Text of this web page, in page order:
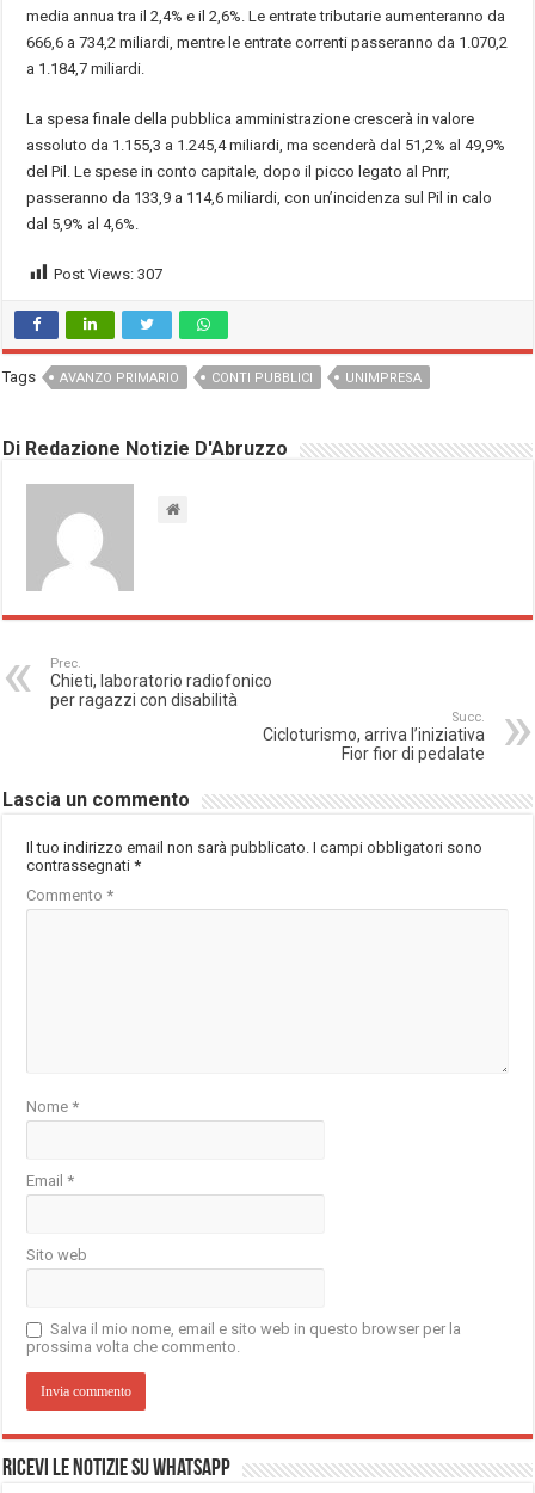
media annua tra il 2,4% e il 2,6%. Le entrate tributarie aumenteranno da
666,6 a 734,2 miliardi, mentre le entrate correnti passeranno da 1.070,2
a 1.184,7 miliardi.
La spesa finale della pubblica amministrazione crescerà in valore
assoluto da 1.155,3 a 1.245,4 miliardi, ma scenderà dal 51,2% al 49,9%
del Pil. Le spese in conto capitale, dopo il picco legato al Pnrr,
passeranno da 133,9 a 114,6 miliardi, con un’incidenza sul Pil in calo
dal 5,9% al 4,6%.
Post Views: 307
Tags AVANZO PRIMARIO CONTI PUBBLICI UNIMPRESA
Di Redazione Notizie D'Abruzzo
Prec.
Chieti, laboratorio radiofonico
per ragazzi con disabilità
Succ.
Cicloturismo, arriva l’iniziativa
Fior fior di pedalate
Lascia un commento
Il tuo indirizzo email non sarà pubblicato. I campi obbligatori sono
contrassegnati*
Commento*
Nome*
Email*
Sito web
Salva il mio nome, email e sito web in questo browser per la
prossima volta che commento.
Ricevi le notizie su Whatsapp